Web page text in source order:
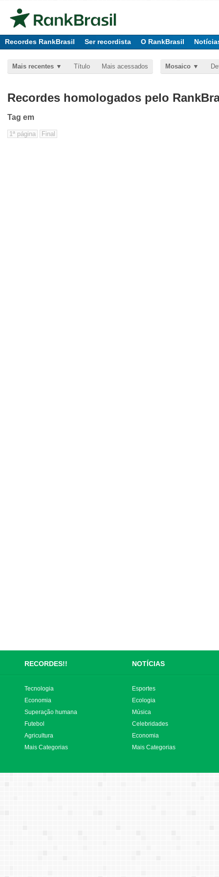
Recordes RankBrasil Ser recordista O RankBrasil
Mais recentes Título Mais acessados Mosaico
Recordes homologados pelo
Tag em
RECORDES!! NOTÍCIAS
Tecnologia
Economia
Superação humana
Futebol
Agricultura
Mais Categorias
Esportes
Ecologia
Música
Celebridades
Economia
Mais Categorias